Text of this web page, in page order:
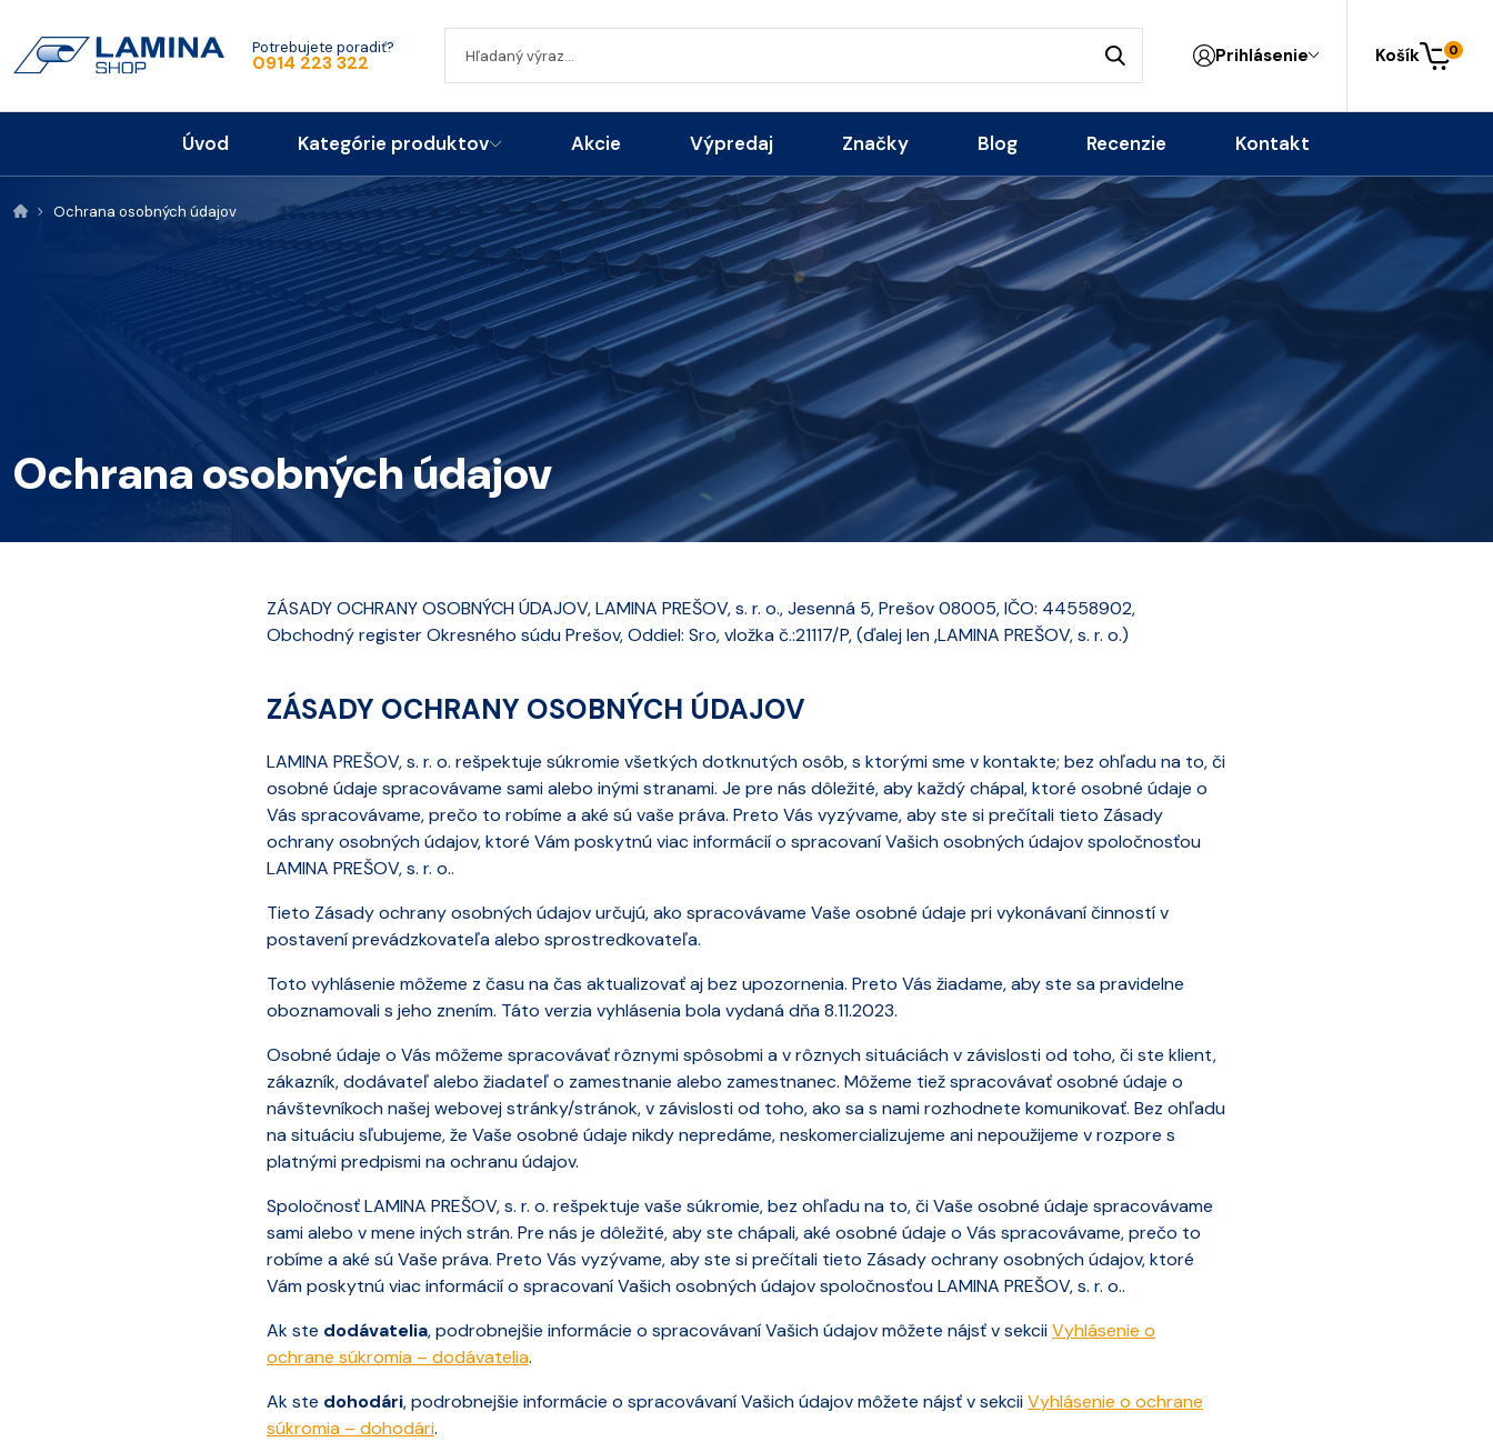
Potrebujete poradiť?
0914 223 322 Prihlásenie Košík 0
Úvod Kategórie produktov Akcie Výpredaj Značky Blog Recenzie Kontakt
Ochrana osobných údajov
Ochrana osobných údajov
ZÁSADY OCHRANY OSOBNÝCH ÚDAJOV, LAMINA PREŠOV, s. r. o., Jesenná 5, Prešov 08005, IČO: 44558902,
Obchodný register Okresného súdu Prešov, Oddiel: Sro, vložka č.:21117/P, (ďalej len ‚LAMINA PREŠOV, s. r. o.)
ZÁSADY OCHRANY OSOBNÝCH ÚDAJOV
LAMINA PREŠOV, s. r. o. rešpektuje súkromie všetkých dotknutých osôb, s ktorými sme v kontakte; bez ohľadu na to, či
osobné údaje spracovávame sami alebo inými stranami. Je pre nás dôležité, aby každý chápal, ktoré osobné údaje o
Vás spracovávame, prečo to robíme a aké sú vaše práva. Preto Vás vyzývame, aby ste si prečítali tieto Zásady
ochrany osobných údajov, ktoré Vám poskytnú viac informácií o spracovaní Vašich osobných údajov spoločnosťou
LAMINA PREŠOV, s. r. o..
Tieto Zásady ochrany osobných údajov určujú, ako spracovávame Vaše osobné údaje pri vykonávaní činností v
postavení prevádzkovateľa alebo sprostredkovateľa.
Toto vyhlásenie môžeme z času na čas aktualizovať aj bez upozornenia. Preto Vás žiadame, aby ste sa pravidelne
oboznamovali s jeho znením. Táto verzia vyhlásenia bola vydaná dňa 8.11.2023.
Osobné údaje o Vás môžeme spracovávať rôznymi spôsobmi a v rôznych situáciách v závislosti od toho, či ste klient,
zákazník, dodávateľ alebo žiadateľ o zamestnanie alebo zamestnanec. Môžeme tiež spracovávať osobné údaje o
návštevníkoch našej webovej stránky/stránok, v závislosti od toho, ako sa s nami rozhodnete komunikovať. Bez ohľadu
na situáciu sľubujeme, že Vaše osobné údaje nikdy nepredáme, neskomercializujeme ani nepoužijeme v rozpore s
platnými predpismi na ochranu údajov.
Spoločnosť LAMINA PREŠOV, s. r. o. rešpektuje vaše súkromie, bez ohľadu na to, či Vaše osobné údaje spracovávame
sami alebo v mene iných strán. Pre nás je dôležité, aby ste chápali, aké osobné údaje o Vás spracovávame, prečo to
robíme a aké sú Vaše práva. Preto Vás vyzývame, aby ste si prečítali tieto Zásady ochrany osobných údajov, ktoré
Vám poskytnú viac informácií o spracovaní Vašich osobných údajov spoločnosťou LAMINA PREŠOV, s. r. o..
Ak ste dodávatelia, podrobnejšie informácie o spracovávaní Vašich údajov môžete nájsť v sekciiVyhlásenie o
ochrane súkromia – dodávatelia.
Ak ste dohodári, podrobnejšie informácie o spracovávaní Vašich údajov môžete nájsť v sekciiVyhlásenie o ochrane
súkromia – dohodári.